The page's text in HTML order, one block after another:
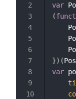
var
(
}) (
var